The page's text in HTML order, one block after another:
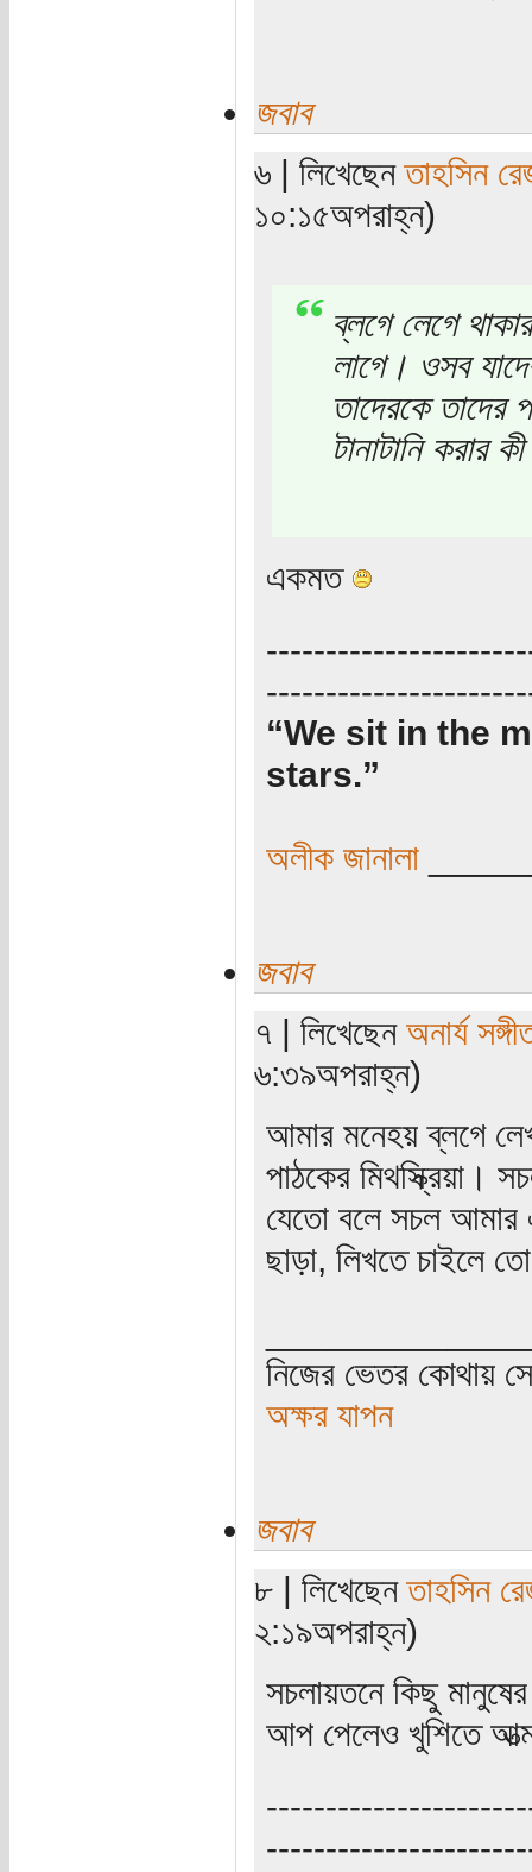
জবাব
৬ | লিখেছেনতাহসিন
১০:১৫অপরাহ্ন)
ব্লগে লেগে
লাগে। ওসব
তাদেরকে তাদের
টানাটানি করার
একমত
“We sit in the
stars.”
অলীক জানালা
জবাব
৭ | লিখেছেন অনার্য
৬:৩৯অপরাহ্ন)
আমার মনেহয় ব্লগে
পাঠকের মিথস্ক্রিয়া।
যেতো বলে সচল আমার
ছাড়া, লিখতে চাইলে
নিজের ভেতর কোথায়
অক্ষর যাপন
জবাব
৮ | লিখেছেনতাহসিন
২:১৯অপরাহ্ন)
সচলায়তনে কিছু
আপ পেলেও খুশিতে